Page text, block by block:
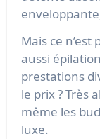
Mais ce
aussi
prestations
le prix ? Très
même les
luxe.